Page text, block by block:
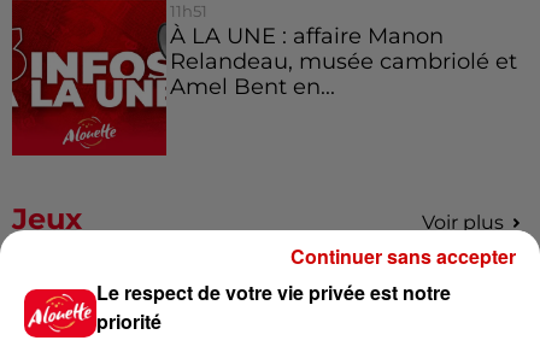
11h51
À LA UNE : affaire Manon
Relandeau, musée cambriolé et
Amel Bent en...
Jeux Voir plus
Gagnez vos places pour le
Festival du Roi Arthur 2026 !
Le respect de votre vie privée est notre
priorité
Continuer sans accepter